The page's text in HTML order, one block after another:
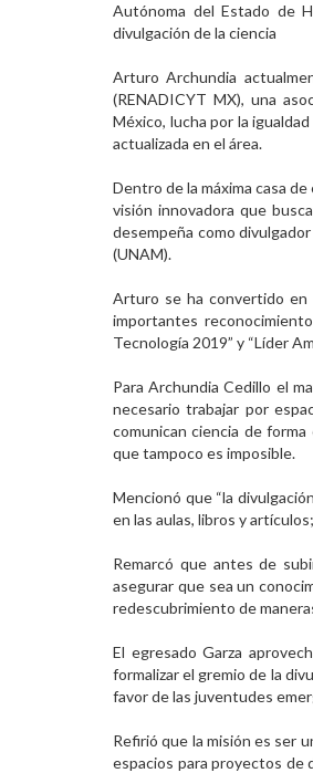
Autónoma del Estado de
divulgación de la ciencia
Arturo Archundia
(RENADICYT MX), una
México, lucha por la
actualizada en el área.
Dentro de la máxima casa
visión innovadora que
desempeña como
(UNAM).
Arturo se ha convertido en
importantes
Tecnología 2019” y “Líder
Para Archundia Cedillo el
necesario trabajar por
comunican ciencia de
que tampoco es imposible.
Mencionó que “la
en las aulas, libros y
Remarcó que antes de
asegurar que sea un
redescubrimiento de
El egresado Garza
formalizar el gremio de la
favor de las juventudes
Refirió que la misión es ser
espacios para proyectos de